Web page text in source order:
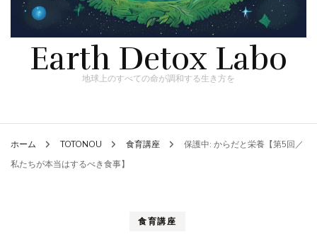
Earth Detox Labo
地球上のすべての命が調和する生き方を
ホーム TOTONOU 食育講座
保護中: からだと栄養【第5回／
私たちが本当はするべき食事】
食育講座